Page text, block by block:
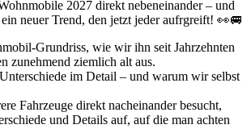
2027 direkt nebeneinander – und
neuer Trend, den jetzt jeder aufrgreift! 👀🚐
Grundriss, wie wir ihn seit Jahrzehnten
zunehmend ziemlich alt aus.
im Detail – und warum wir selbst
Fahrzeuge direkt nacheinander besucht,
und Details auf, auf die man achten